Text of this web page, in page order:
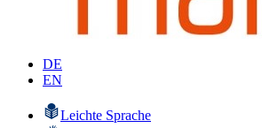
DE
EN
Leichte Sprache